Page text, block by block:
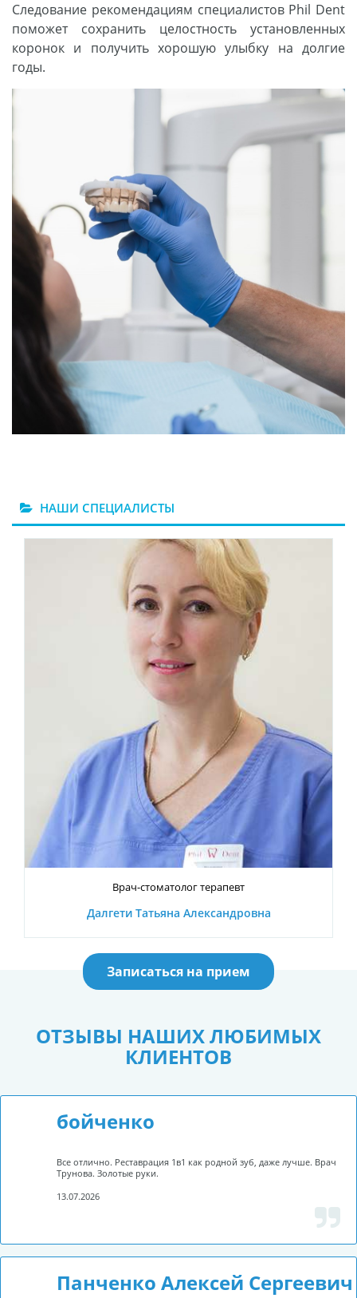
Следование рекомендациям специалистов Phil Dent
поможет сохранить целостность установленных
коронок и получить хорошую улыбку на долгие
годы.
НАШИ СПЕЦИАЛИСТЫ
Врач-стоматолог терапевт
Далгети Татьяна Александровна
Записаться на прием
ОТЗЫВЫ НАШИХ ЛЮБИМЫХ
КЛИЕНТОВ
бойченко
Все отлично. Реставрация 1в1 как родной зуб, даже лучше. Врач
Трунова. Золотые руки.
13.07.2026
Панченко Алексей Сергеевич